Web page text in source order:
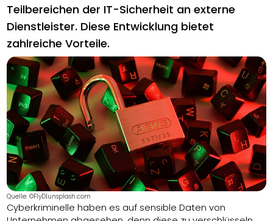
Teilbereichen der IT-Sicherheit an externe
Dienstleister. Diese Entwicklung bietet
zahlreiche Vorteile.
Quelle: ©FlyD|unsplash.com
Cyberkriminelle haben es auf sensible Daten von